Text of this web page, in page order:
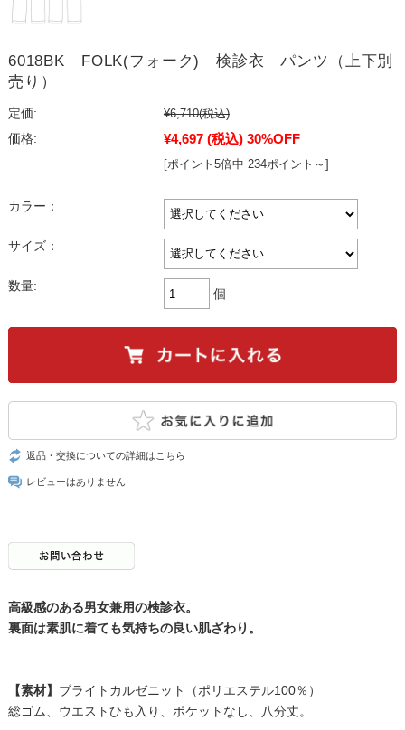
6018BK FOLK(フォーク) 検診衣 パンツ（上下別
売り）
定価: ¥6,710(税込)
価格:
¥4,697 (税込) 30%OFF
[ポイント5倍中 234ポイント～]
カラー：
サイズ：
数量:
個
返品・交換についての詳細はこちら
レビューはありません
高級感のある男女兼用の検診衣。
裏面は素肌に着ても気持ちの良い肌ざわり。
【素材】 ブライトカルゼニット（ポリエステル100％）
総ゴム、ウエストひも入り、ポケットなし、八分丈。